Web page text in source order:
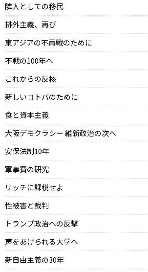
隣人としての移民
排外主義、再び
東アジアの不再戦のために
不戦の100年へ
これからの反核
新しいコトバのために
食と資本主義
大阪デモクラシー 維新政治の次へ
安保法制10年
軍事費の研究
リッチに課税せよ
性被害と裁判
トランプ政治への反撃
声をあげられる大学へ
新自由主義の30年